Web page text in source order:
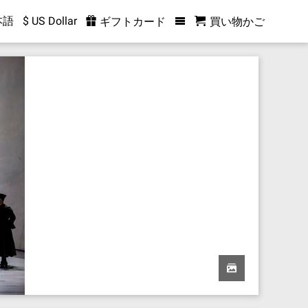
語 $ US Dollar ギフトカード 買い物かご